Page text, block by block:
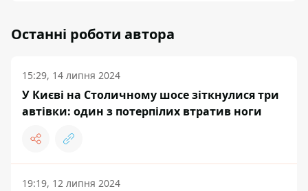
Останні роботи автора
15:29, 14 липня 2024
У Києві на Столичному шосе зіткнулися три
автівки: один з потерпілих втратив ноги
19:19, 12 липня 2024